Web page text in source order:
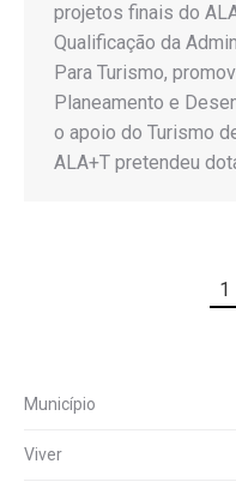
projetos finais do
Qualificação da
Para Turismo,
Planeamento e
o apoio do Turismo
ALA+T pretendeu
1
Município
Viver